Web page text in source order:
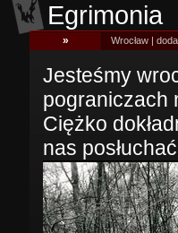
Egrimonia
» Wrocław |
Jesteśmy
pograniczach
Ciężko
nas